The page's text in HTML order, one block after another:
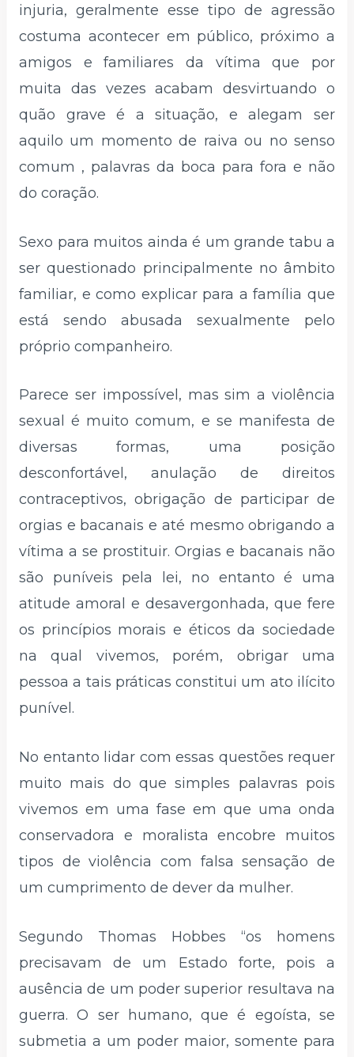
injuria, geralmente esse tipo de agressão
costuma acontecer em público, próximo a
amigos e familiares da vítima que por
muita das vezes acabam desvirtuando o
quão grave é a situação, e alegam ser
aquilo um momento de raiva ou no senso
comum , palavras da boca para fora e não
do coração.
Sexo para muitos ainda é um grande tabu a
ser questionado principalmente no âmbito
familiar, e como explicar para a família que
está sendo abusada sexualmente pelo
próprio companheiro.
Parece ser impossível, mas sim a violência
sexual é muito comum, e se manifesta de
diversas formas, uma posição
desconfortável, anulação de direitos
contraceptivos, obrigação de participar de
orgias e bacanais e até mesmo obrigando a
vítima a se prostituir. Orgias e bacanais não
são puníveis pela lei, no entanto é uma
atitude amoral e desavergonhada, que fere
os princípios morais e éticos da sociedade
na qual vivemos, porém, obrigar uma
pessoa a tais práticas constitui um ato ilícito
punível.
No entanto lidar com essas questões requer
muito mais do que simples palavras pois
vivemos em uma fase em que uma onda
conservadora e moralista encobre muitos
tipos de violência com falsa sensação de
um cumprimento de dever da mulher.
Segundo Thomas Hobbes “os homens
precisavam de um Estado forte, pois a
ausência de um poder superior resultava na
guerra. O ser humano, que é egoísta, se
submetia a um poder maior, somente para